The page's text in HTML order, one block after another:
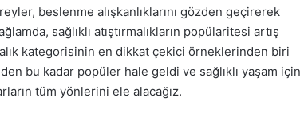
beslenme alışkanlıklarını gözden geçirerek
sağlıklı atıştırmalıkların popülaritesi artış
kategorisinin en dikkat çekici örneklerinden biri
bu kadar popüler hale geldi ve sağlıklı yaşam için
tüm yönlerini ele alacağız.